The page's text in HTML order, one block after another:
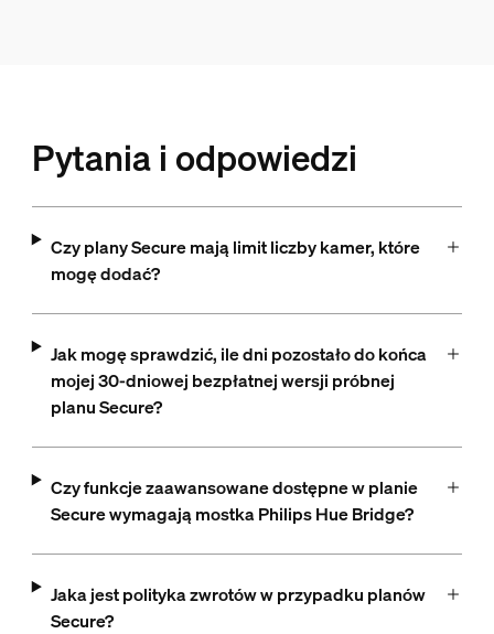
Pytania i odpowiedzi
Czy plany Secure mają limit liczby kamer, które
mogę dodać?
Jak mogę sprawdzić, ile dni pozostało do końca
mojej 30-dniowej bezpłatnej wersji próbnej
planu Secure?
Czy funkcje zaawansowane dostępne w planie
Secure wymagają mostka Philips Hue Bridge?
Jaka jest polityka zwrotów w przypadku planów
Secure?